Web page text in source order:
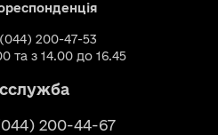
200-47-53
та з 14.00 до 16.45
200-44-67